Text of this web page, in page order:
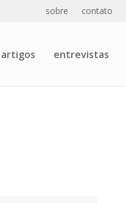
sobre contato
artigos entrevistas